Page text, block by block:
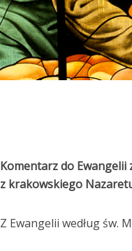
Komentarz do Ewangelii
z krakowskiego
Z Ewangelii według św.